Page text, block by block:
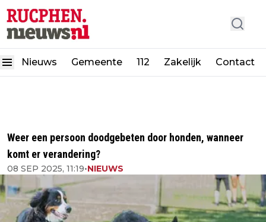
Nieuws Gemeente 112 Zakelijk Contact
Weer een persoon doodgebeten door honden, wanneer
komt er verandering?
08 SEP 2025, 11:19•NIEUWS